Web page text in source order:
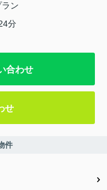
ン
分
合わせ
せ
件